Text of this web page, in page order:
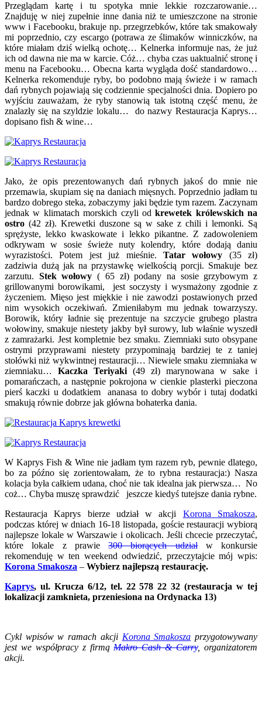
Przeglądam kartę i tu spotyka mnie lekkie rozczarowanie…
Znajduję w niej zupełnie inne dania niż te umieszczone na stronie
www i Facebooku, brakuje np. przegrzebków, które tak smakowały
mi poprzednio, czy escargo (potrawa ze ślimaków winniczków, na
które miałam dziś wielką ochotę… Kelnerka informuje nas, że już
ich od dawna nie ma w karcie. Cóż… chyba czas uaktualnić stronę i
menu na Facebooku… Obecna karta wygląda dość standardowo…
Kelnerka rekomenduje ryby, bo podobno mają świeże i w ramach
dań rybnych pojawiają się codziennie specjalności dnia. Dopiero po
wyjściu zauważam, że ryby stanowią tak istotną część menu, że
znalazły się na szyldzie lokalu… do nazwy Restauracja Kaprys…
dopisano fish & wine…
Jako, że opis prezentowanych dań rybnych jakoś do mnie nie
przemawia, skupiam się na daniach mięsnych. Poprzednio jadłam tu
bardzo dobrego steka, zobaczymy jaki będzie tym razem. Zaczynam
jednak w klimatach morskich czyli odkrewetek królewskich na
ostro (42 zł). Krewetki duszone są w sake z chili i lemonki. Są
sprężyste, lekko kwaskowate i lekko pikantne. Z zadowoleniem
odkrywam w sosie świeże nuty kolendry, które dodają daniu
wyrazistości. Potem jest już mieśnie. Tatar wołowy (35 zł)
zadziwia dużą jak na przystawkę wielkością porcji. Smakuje bez
zarzutu. Stek wołowy ( 65 zł) podany na sosie grzybowym z
grillowanymi borowikami,
jest soczysty i wysmażony zgodnie z
życzeniem. Mięso jest miękkie i nie zawodzi postawionych przed
nim wysokich oczekiwań. Zmieniłabym mu jednak towarzyszy.
Borowik, który ładnie się prezentuje na szczycie grubego plastra
wołowiny, smakuje niestety jakby był surowy, lub właśnie wyszedł
z zamrażarki. Jest kompletnie bez smaku. Ziemniaki suto obsypane
ostrymi przyprawami niestety przypominają bardziej te z taniej
stołówki niż wykwintnej restauracji… Niewiele smaku ziemniaka w
ziemniaku… Kaczka Teriyaki(49 zł) marynowana w sake i
pomarańczach, a następnie pokrojona w cienkie plasterki pieczona
pierś kaczki u dodatkiem ananasa to dobry wybór i tutaj dodatki
smakują równie dobrze jak główna bohaterka dania.
W Kaprys Fish & Wine nie jadłam tym razem ryb, pewnie dlatego,
bo za późno się zorientowałam, że to rybna restauracja:) Nasza
kolacja była całkiem udana, choć nie tak idealna jak pierwsza… No
coż… Chyba muszę sprawdzić jeszcze kiedyś tutejsze dania rybne.
Restauracja Kaprys bierze udział w akcji Korona Smakosza,
podczas której w dniach 16-18 listopada, goście restauracji wybiorą
najlepsze lokale w Warszawie i okolicach. Jeśli chcecie przeczytać,
które lokale z prawie 300 biorących udziałw konkursie
rekomenduję w ten weekend odwiedzić, przeczytajcie mój wpis:
Korona Smakosza – Wybierz najlepszą restaurację.
Kaprys, ul. Krucza 6/12, tel. 22 578 22 32 (restauracja w tej
lokalizacji zamknieta, przeniesiona na Ordynacka 13)
Cykl wpisów w ramach akcji Korona Smakosza przygotowywany
jest we współpracy z firmąMakro Cash & Carry, organizatorem
akcji.